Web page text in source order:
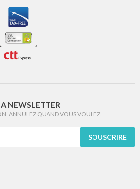
NEWSLETTER
ANNULEZ QUAND VOUS VOULEZ.
SOUSCRIRE